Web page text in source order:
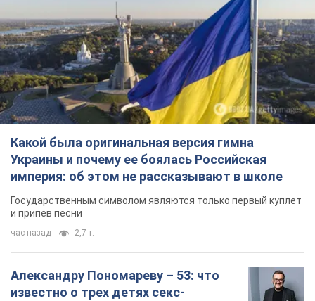
Какой была оригинальная версия гимна
Украины и почему ее боялась Российская
империя: об этом не рассказывают в школе
Государственным символом являются только первый куплет
и припев песни
час назад 2,7 т.
Александру Пономареву – 53: что
известно о трех детях секс-